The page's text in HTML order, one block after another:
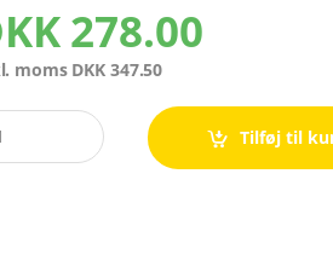
278.00
moms DKK 347.50
Tilføj til